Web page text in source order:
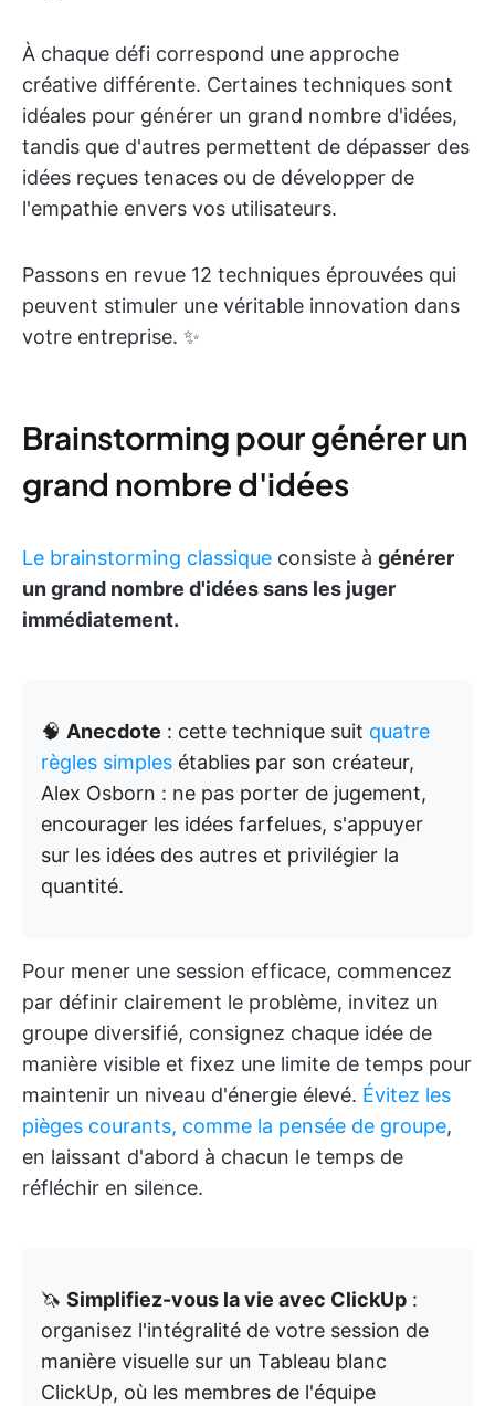
À chaque défi correspond une approche
créative différente. Certaines techniques sont
idéales pour générer un grand nombre d'idées,
tandis que d'autres permettent de dépasser des
idées reçues tenaces ou de développer de
l'empathie envers vos utilisateurs.
Passons en revue 12 techniques éprouvées qui
peuvent stimuler une véritable innovation dans
votre entreprise. ✨
Brainstorming pour générer un
grand nombre d'idées
Le brainstorming classique consiste à générer
un grand nombre d'idées sans les juger
immédiatement.
🧠 Anecdote : cette technique suit quatre
règles simples établies par son créateur,
Alex Osborn : ne pas porter de jugement,
encourager les idées farfelues, s'appuyer
sur les idées des autres et privilégier la
quantité.
Pour mener une session efficace, commencez
par définir clairement le problème, invitez un
groupe diversifié, consignez chaque idée de
manière visible et fixez une limite de temps pour
maintenir un niveau d'énergie élevé. Évitez les
pièges courants, comme la pensée de groupe,
en laissant d'abord à chacun le temps de
réfléchir en silence.
🦄 Simplifiez-vous la vie avec ClickUp :
organisez l'intégralité de votre session de
manière visuelle sur un Tableau blanc
ClickUp, où les membres de l'équipe